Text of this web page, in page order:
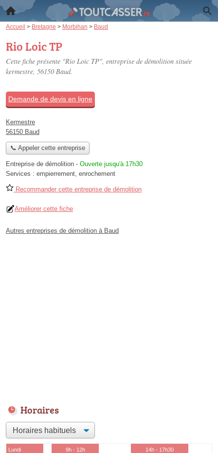
Accueil > Bretagne > Morbihan > Baud
Rio Loic TP
Cette fiche présente "Rio Loic TP", entreprise de démolition située
kermestre, 56150 Baud.
Demande de devis en ligne
Kermestre
56150 Baud
📞 Appeler cette entreprise
Entreprise de démolition - Ouverte jusqu'à 17h30
Services : empierrement, enrochement
Recommander cette entreprise de démolition
Améliorer cette fiche
Autres entreprises de démolition à Baud
Horaires
Lundi 9h - 12h
14h - 17h30